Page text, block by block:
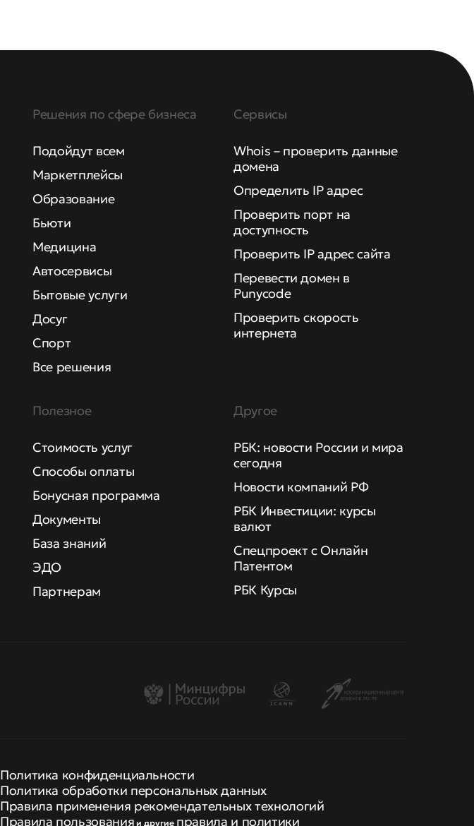
Решения по сфере бизнеса
Подойдут всем
Маркетплейсы
Образование
Бьюти
Медицина
Автосервисы
Бытовые услуги
Досуг
Спорт
Все решения
Сервисы
Whois – проверить данные
домена
Определить IP адрес
Проверить порт на
доступность
Проверить IP адрес сайта
Перевести домен в
Punycode
Проверить скорость
интернета
Полезное
Стоимость услуг
Способы оплаты
Бонусная программа
Документы
База знаний
ЭДО
Партнерам
Другое
РБК: новости России и мира
сегодня
Новости компаний РФ
РБК Инвестиции: курсы
валют
Спецпроект с Онлайн
Патентом
РБК Курсы
Политика конфиденциальности
Политика обработки персональных данных
Правила применения рекомендательных технологий
Правила пользования и другие правила и политики